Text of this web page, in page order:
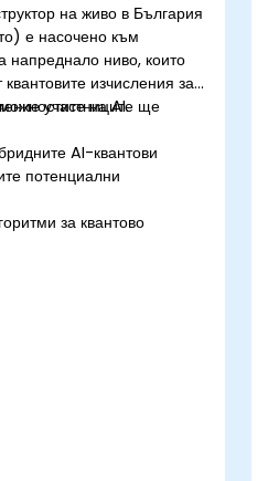
на живо в България
е насочено към
напреднало ниво, които
изчисления за
на AI.
участниците ще
AI-квантови
потенциални
за квантово
AI модели с помощта на